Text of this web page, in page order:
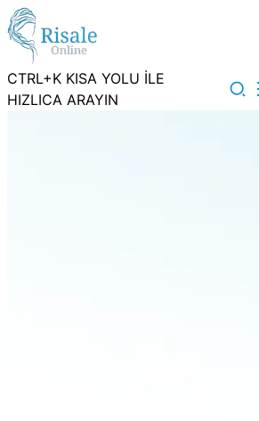
CTRL+K KISA YOLU İLE
HIZLICA ARAYIN